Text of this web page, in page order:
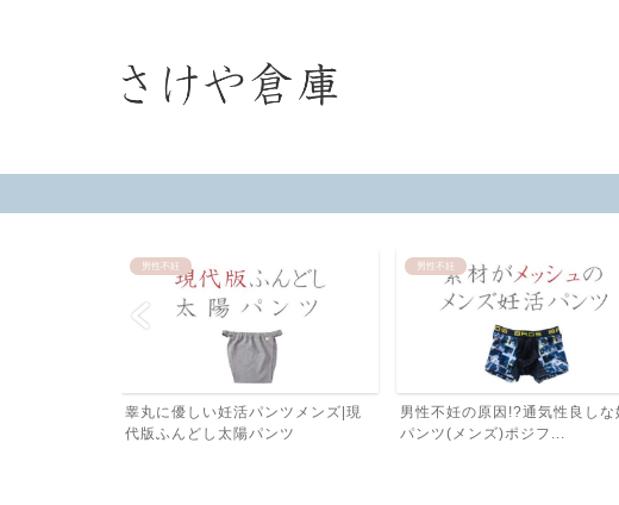
男性不妊
睾丸に優しい妊活パンツメンズ|現
代版ふんどし太陽パンツ
男性不妊
男性不妊の原因!?通気性良しな
パンツ(メンズ)ポジフ...